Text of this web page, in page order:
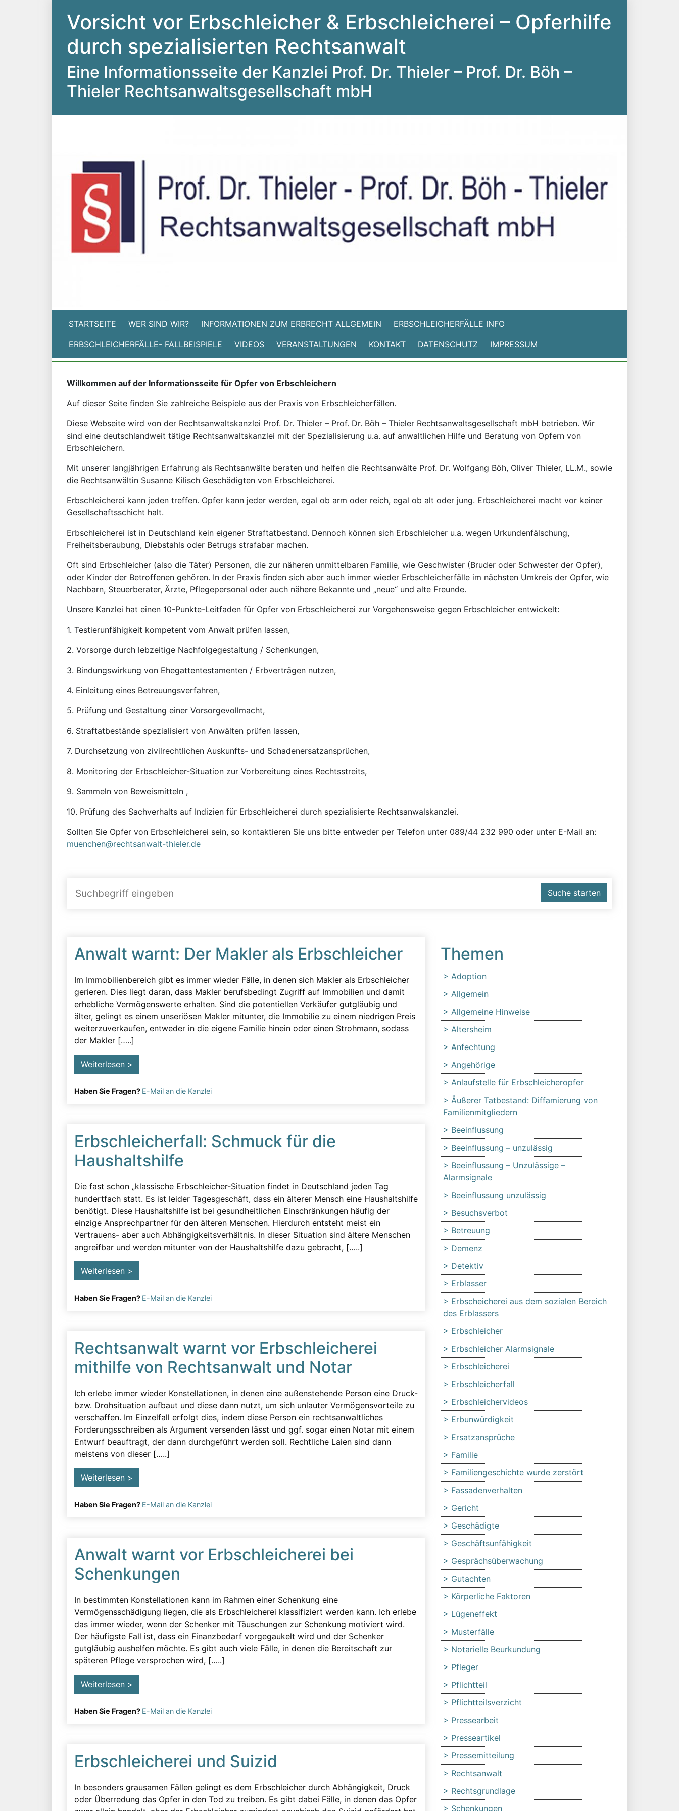
Vorsicht vor Erbschleicher & Erbschleicherei – Opferhilfe
durch spezialisierten Rechtsanwalt
Eine Informationsseite der Kanzlei Prof. Dr. Thieler – Prof. Dr. Böh –
Thieler Rechtsanwaltsgesellschaft mbH
STARTSEITE WER SIND WIR? INFORMATIONEN ZUM ERBRECHT ALLGEMEIN
ERBSCHLEICHERFÄLLE INFO
ERBSCHLEICHERFÄLLE- FALLBEISPIELE
VIDEOS VERANSTALTUNGEN KONTAKT DATENSCHUTZ IMPRESSUM
Willkommen auf der Informationsseite für Opfer von Erbschleichern
Auf dieser Seite finden Sie zahlreiche Beispiele aus der Praxis von Erbschleicherfällen.
Diese Webseite wird von der Rechtsanwaltskanzlei Prof. Dr. Thieler – Prof. Dr. Böh – Thieler Rechtsanwaltsgesellschaft mbH betrieben. Wir
sind eine deutschlandweit tätige Rechtsanwaltskanzlei mit der Spezialisierung u.a. auf anwaltlichen Hilfe und Beratung von Opfern von
Erbschleichern.
Mit unserer langjährigen Erfahrung als Rechtsanwälte beraten und helfen die Rechtsanwälte Prof. Dr. Wolfgang Böh, Oliver Thieler, LL.M., sowie
die Rechtsanwältin Susanne Kilisch Geschädigten von Erbschleicherei.
Erbschleicherei kann jeden treffen. Opfer kann jeder werden, egal ob arm oder reich, egal ob alt oder jung. Erbschleicherei macht vor keiner
Gesellschaftsschicht halt.
Erbschleicherei ist in Deutschland kein eigener Straftatbestand. Dennoch können sich Erbschleicher u.a. wegen Urkundenfälschung,
Freiheitsberaubung, Diebstahls oder Betrugs strafabar machen.
Oft sind Erbschleicher (also die Täter) Personen, die zur näheren unmittelbaren Familie, wie Geschwister (Bruder oder Schwester der Opfer),
oder Kinder der Betroffenen gehören. In der Praxis finden sich aber auch immer wieder Erbschleicherfälle im nächsten Umkreis der Opfer, wie
Nachbarn, Steuerberater, Ärzte, Pflegepersonal oder auch nähere Bekannte und „neue“ und alte Freunde.
Unsere Kanzlei hat einen 10-Punkte-Leitfaden für Opfer von Erbschleicherei zur Vorgehensweise gegen Erbschleicher entwickelt:
1. Testierunfähigkeit kompetent vom Anwalt prüfen lassen,
2. Vorsorge durch lebzeitige Nachfolgegestaltung / Schenkungen,
3. Bindungswirkung von Ehegattentestamenten / Erbverträgen nutzen,
4. Einleitung eines Betreuungsverfahren,
5. Prüfung und Gestaltung einer Vorsorgevollmacht,
6. Straftatbestände spezialisiert von Anwälten prüfen lassen,
7. Durchsetzung von zivilrechtlichen Auskunfts- und Schadenersatzansprüchen,
8. Monitoring der Erbschleicher-Situation zur Vorbereitung eines Rechtsstreits,
9. Sammeln von Beweismitteln ,
10. Prüfung des Sachverhalts auf Indizien für Erbschleicherei durch spezialisierte Rechtsanwalskanzlei.
Sollten Sie Opfer von Erbschleicherei sein, so kontaktieren Sie uns bitte entweder per Telefon unter 089/44 232 990 oder unter E-Mail an:
muenchen@rechtsanwalt-thieler.de
Suche starten
Anwalt warnt: Der Makler als Erbschleicher
Im Immobilienbereich gibt es immer wieder Fälle, in denen sich Makler als Erbschleicher
gerieren. Dies liegt daran, dass Makler berufsbedingt Zugriff auf Immobilien und damit
erhebliche Vermögenswerte erhalten. Sind die potentiellen Verkäufer gutgläubig und
älter, gelingt es einem unseriösen Makler mitunter, die Immobilie zu einem niedrigen Preis
weiterzuverkaufen, entweder in die eigene Familie hinein oder einen Strohmann, sodass
der Makler […..]
Weiterlesen >
Haben Sie Fragen? E-Mail an die Kanzlei
Erbschleicherfall: Schmuck für die
Haushaltshilfe
Die fast schon „klassische Erbschleicher-Situation findet in Deutschland jeden Tag
hundertfach statt. Es ist leider Tagesgeschäft, dass ein älterer Mensch eine Haushaltshilfe
benötigt. Diese Haushaltshilfe ist bei gesundheitlichen Einschränkungen häufig der
einzige Ansprechpartner für den älteren Menschen. Hierdurch entsteht meist ein
Vertrauens- aber auch Abhängigkeitsverhältnis. In dieser Situation sind ältere Menschen
angreifbar und werden mitunter von der Haushaltshilfe dazu gebracht, […..]
Weiterlesen >
Haben Sie Fragen? E-Mail an die Kanzlei
Rechtsanwalt warnt vor Erbschleicherei
mithilfe von Rechtsanwalt und Notar
Ich erlebe immer wieder Konstellationen, in denen eine außenstehende Person eine Druck-
bzw. Drohsituation aufbaut und diese dann nutzt, um sich unlauter Vermögensvorteile zu
verschaffen. Im Einzelfall erfolgt dies, indem diese Person ein rechtsanwaltliches
Forderungsschreiben als Argument versenden lässt und ggf. sogar einen Notar mit einem
Entwurf beauftragt, der dann durchgeführt werden soll. Rechtliche Laien sind dann
meistens von dieser […..]
Weiterlesen >
Haben Sie Fragen? E-Mail an die Kanzlei
Anwalt warnt vor Erbschleicherei bei
Schenkungen
In bestimmten Konstellationen kann im Rahmen einer Schenkung eine
Vermögensschädigung liegen, die als Erbschleicherei klassifiziert werden kann. Ich erlebe
das immer wieder, wenn der Schenker mit Täuschungen zur Schenkung motiviert wird.
Der häufigste Fall ist, dass ein Finanzbedarf vorgegaukelt wird und der Schenker
gutgläubig aushelfen möchte. Es gibt auch viele Fälle, in denen die Bereitschaft zur
späteren Pflege versprochen wird, […..]
Weiterlesen >
Haben Sie Fragen? E-Mail an die Kanzlei
Erbschleicherei und Suizid
In besonders grausamen Fällen gelingt es dem Erbschleicher durch Abhängigkeit, Druck
oder Überredung das Opfer in den Tod zu treiben. Es gibt dabei Fälle, in denen das Opfer
Themen
Adoption
Allgemein
Allgemeine Hinweise
Altersheim
Anfechtung
Angehörige
Anlaufstelle für Erbschleicheropfer
Äußerer Tatbestand: Diffamierung von
Familienmitgliedern
Beeinflussung
Beeinflussung – unzulässig
Beeinflussung – Unzulässige –
Alarmsignale
Beeinflussung unzulässig
Besuchsverbot
Betreuung
Demenz
Detektiv
Erblasser
Erbscheicherei aus dem sozialen Bereich
des Erblassers
Erbschleicher
Erbschleicher Alarmsignale
Erbschleicherei
Erbschleicherfall
Erbschleichervideos
Erbunwürdigkeit
Ersatzansprüche
Familie
Familiengeschichte wurde zerstört
Fassadenverhalten
Gericht
Geschädigte
Geschäftsunfähigkeit
Gesprächsüberwachung
Gutachten
Körperliche Faktoren
Lügeneffekt
Musterfälle
Notarielle Beurkundung
Pfleger
Pflichtteil
Pflichtteilsverzicht
Pressearbeit
Presseartikel
Pressemitteilung
Rechtsanwalt
Rechtsgrundlage
Schenkungen